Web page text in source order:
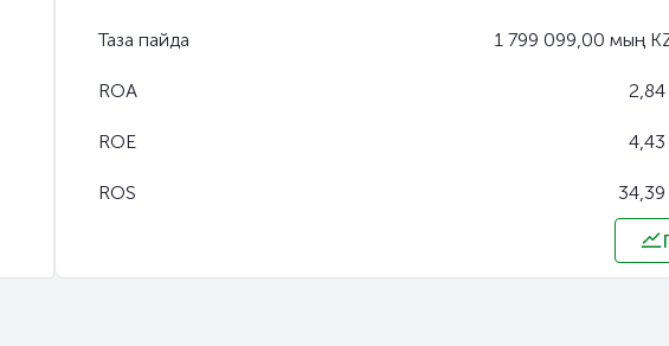
Таза пайда 1 799 099,00 мың
ROA 2,84
ROE 4,43
ROS 34,39